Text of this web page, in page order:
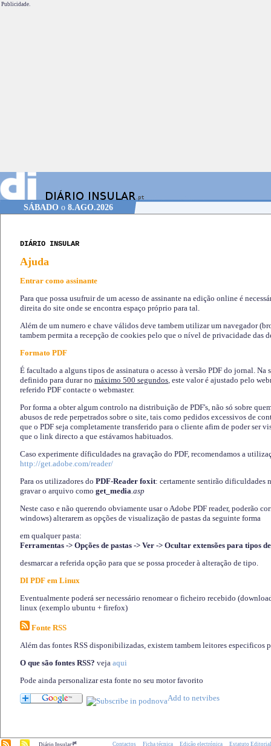
Publicidade.
SÁBADOo 8.AGO.2026
DIÁRIO INSULAR
Ajuda
Entrar como assinante
Para que possa usufruir de um acesso de assinante na edição online é
direita do site onde se encontra espaço próprio para tal.
Além de um numero e chave válidos deve tambem utilizar um navegador
tambem permita a recepção de cookies pelo que o nível de privacidade das
Formato PDF
É facultado a alguns tipos de assinatura o acesso à versão PDF do jornal. Na
definido para durar no máximo 500 segundos, este valor é ajustado pelo
referido PDF contacte o webmaster.
Por forma a obter algum controlo na distribuição de PDF's, não só sobre
abusos de rede perpetrados sobre o site, tais como pedidos excessivos de
que o PDF seja completamente transferido para o cliente afim de poder ser
que o link directo a que estávamos habituados.
Caso experimente díficuldades na gravação do PDF, recomendamos a
http://get.adobe.com/reader/
Para os utilizadores do PDF-Reader foxit: certamente sentirão dificuldades
gravar o arquivo como get_media.asp
Neste caso e não querendo obviamente usar o Adobe PDF reader, poderão
windows) alterarem as opções de visualização de pastas da seguinte forma
em qualquer pasta:
Ferramentas -> Opções de pastas -> Ver -> Ocultar extensões para tipos
desmarcar a referida opção para que se possa proceder à alteração de tipo.
DI PDF em Linux
Eventualmente poderá ser necessário renomear o ficheiro recebido
linux (exemplo ubuntu + firefox)
Fonte RSS
Além das fontes RSS disponibilizadas, existem tambem leitores especificos
O que são fontes RSS? veja aqui
Pode ainda personalizar esta fonte no seu motor favorito
Diário Insular.pt Contactos Ficha técnica Edição electrónica Estatuto Editorial